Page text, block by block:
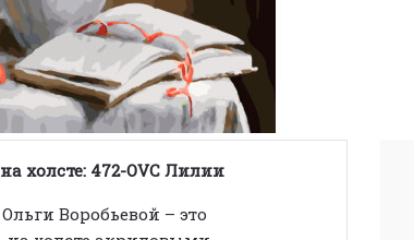
холсте: 472-OVC Лилии
Воробьевой – это